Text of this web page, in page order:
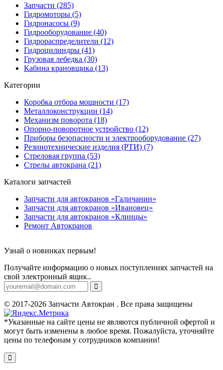
Запчасти (285)
Гидромоторы (5)
Гидронасосы (9)
Гидрооборудование (40)
Гидрораспределители (12)
Гидроцилиндры (41)
Грузовая лебедка (30)
Кабина крановщика (13)
Категории
Коробка отбора мощности (17)
Металлоконструкции (14)
Механизм поворота (18)
Опорно-поворотное устройство (12)
Приборы безопасности и электрооборудование (27)
Резинотехнические изделия (РТИ) (7)
Стреловая группа (53)
Стрелы автокрана (21)
Каталоги запчастей
Запчасти для автокранов «Галичанин»
Запчасти для автокранов «Ивановец»
Запчасти для автокранов «Клинцы»
Ремонт Автокранов
Узнай о новинках первым!
Получайте информацию о новых поступлениях запчастей на
свой электронный ящик..
© 2017-2026 Запчасти Автокран . Все права защищены
*Указанные на сайте цены не являются публичной офертой и
могут быть изменены в любое время. Пожалуйста, уточняйте
цены по телефонам у сотрудников компании!